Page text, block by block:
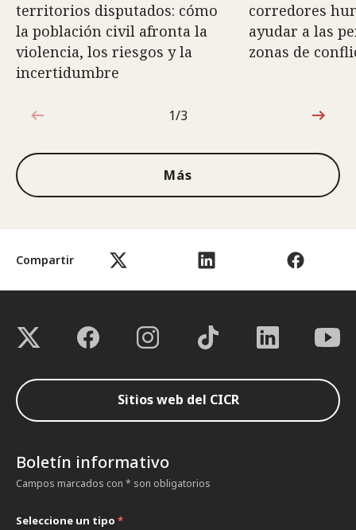
Compartir
territorios disputados: cómo
la población civil afronta la
violencia, los riesgos y la
incertidumbre
corredores
ayudar a las
zonas de
1de3
1/3
Más
Sitios web del CICR
Boletín informativo
Campos marcados con * son obligatorios
Seleccione un tipo *